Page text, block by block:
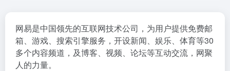
网易是中国领先的互联网技术公司，为用户提供免费邮
箱、游戏、搜索引擎服务，开设新闻、娱乐、体育等30
多个内容频道，及博客、视频、论坛等互动交流，网聚
人的力量。